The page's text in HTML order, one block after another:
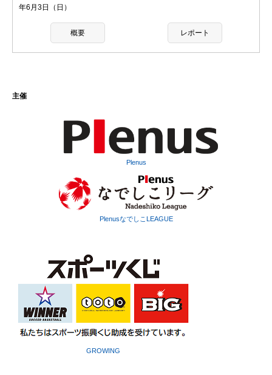
年6月3日（日）
概要 レポート
主催
Plenus
PlenusなでしこLEAGUE
GROWING